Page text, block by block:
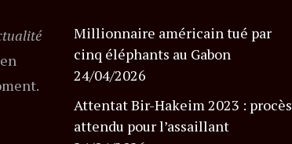
Millionnaire américain tué par
cinq éléphants au Gabon
24/04/2026
Attentat Bir-Hakeim 2023 : procès
attendu pour l’assaillant